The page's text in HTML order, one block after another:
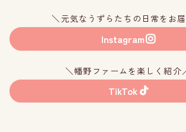
＼元気なうずらたちの日常をお
Instagram
＼幡野ファームを楽しく紹介
TikTok